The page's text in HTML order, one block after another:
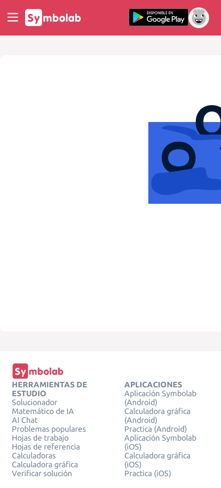
HERRAMIENTAS DE
ESTUDIO
Solucionador
Matemático de IA
AI Chat
Problemas populares
Hojas de trabajo
Hojas de referencia
Calculadoras
Calculadora gráfica
Verificar solución
APLICACIONES
Aplicación Symbolab
(Android)
Calculadora gráfica
(Android)
Practica (Android)
Aplicación Symbolab
(iOS)
Calculadora gráfica
(iOS)
Practica (iOS)